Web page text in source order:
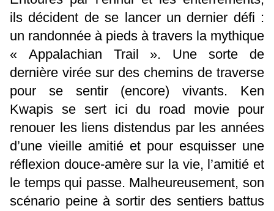
ils décident de se lancer un dernier défi :
un randonnée à pieds à travers la mythique
« Appalachian Trail ». Une sorte de
dernière virée sur des chemins de traverse
pour se sentir (encore) vivants. Ken
Kwapis se sert ici du road movie pour
renouer les liens distendus par les années
d’une vieille amitié et pour esquisser une
réflexion douce-amère sur la vie, l’amitié et
le temps qui passe. Malheureusement, son
scénario peine à sortir des sentiers battus